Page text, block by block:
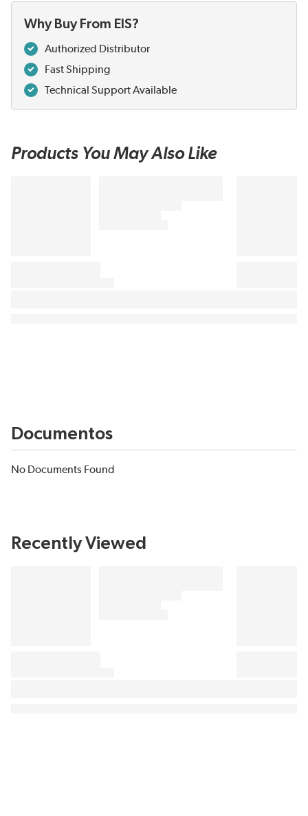
Why Buy From EIS?
Authorized Distributor
Fast Shipping
Technical Support Available
Products You May Also Like
Documentos
No Documents Found
Recently Viewed